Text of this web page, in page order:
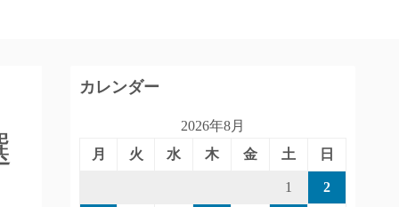
カレンダー
2026年8月
月
火 水 木 金 土 日
1 2